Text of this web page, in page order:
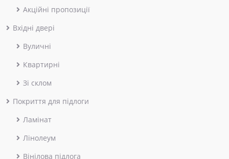
Акційні пропозиції
Вхідні двері
Вуличні
Квартирні
Зі склом
Покриття для підлоги
Ламінат
Лінолеум
Вінілова підлога